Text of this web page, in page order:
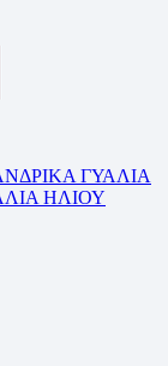
ΓΥΑΛΙΑ
ΗΛΙΟΥ